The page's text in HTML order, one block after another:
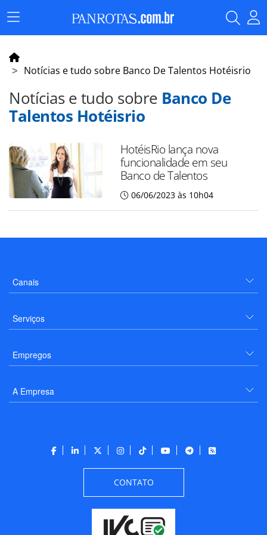
Menu
Principal
Notícias e tudo sobre Banco De Talentos Hotéisrio
Notícias e tudo sobre Banco De
Talentos Hotéisrio
HotéisRio lança nova
funcionalidade em seu
Banco de Talentos
06/06/2023 às 10h04
Canais
Serviços
Empregos
A Empresa
CONTATO